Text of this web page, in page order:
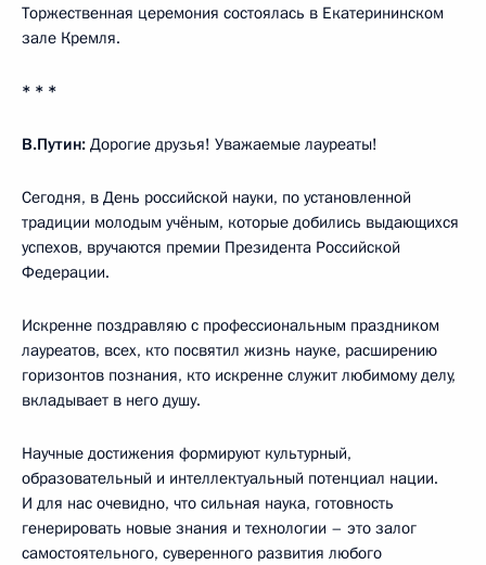
Торжественная церемония состоялась в Екатерининском
зале Кремля.
* * *
В.Путин: Дорогие друзья! Уважаемые лауреаты!
Сегодня, в День российской науки, по установленной
традиции молодым учёным, которые добились выдающихся
успехов, вручаются премии Президента Российской
Федерации.
Искренне поздравляю с профессиональным праздником
лауреатов, всех, кто посвятил жизнь науке, расширению
горизонтов познания, кто искренне служит любимому делу,
вкладывает в него душу.
Научные достижения формируют культурный,
образовательный и интеллектуальный потенциал нации.
И для нас очевидно, что сильная наука, готовность
генерировать новые знания и технологии – это залог
самостоятельного, суверенного развития любого